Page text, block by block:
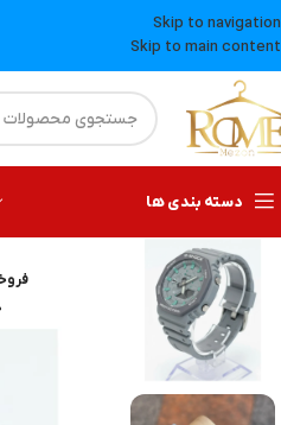
Skip to navigation
Skip to main content
دسته بندی ها